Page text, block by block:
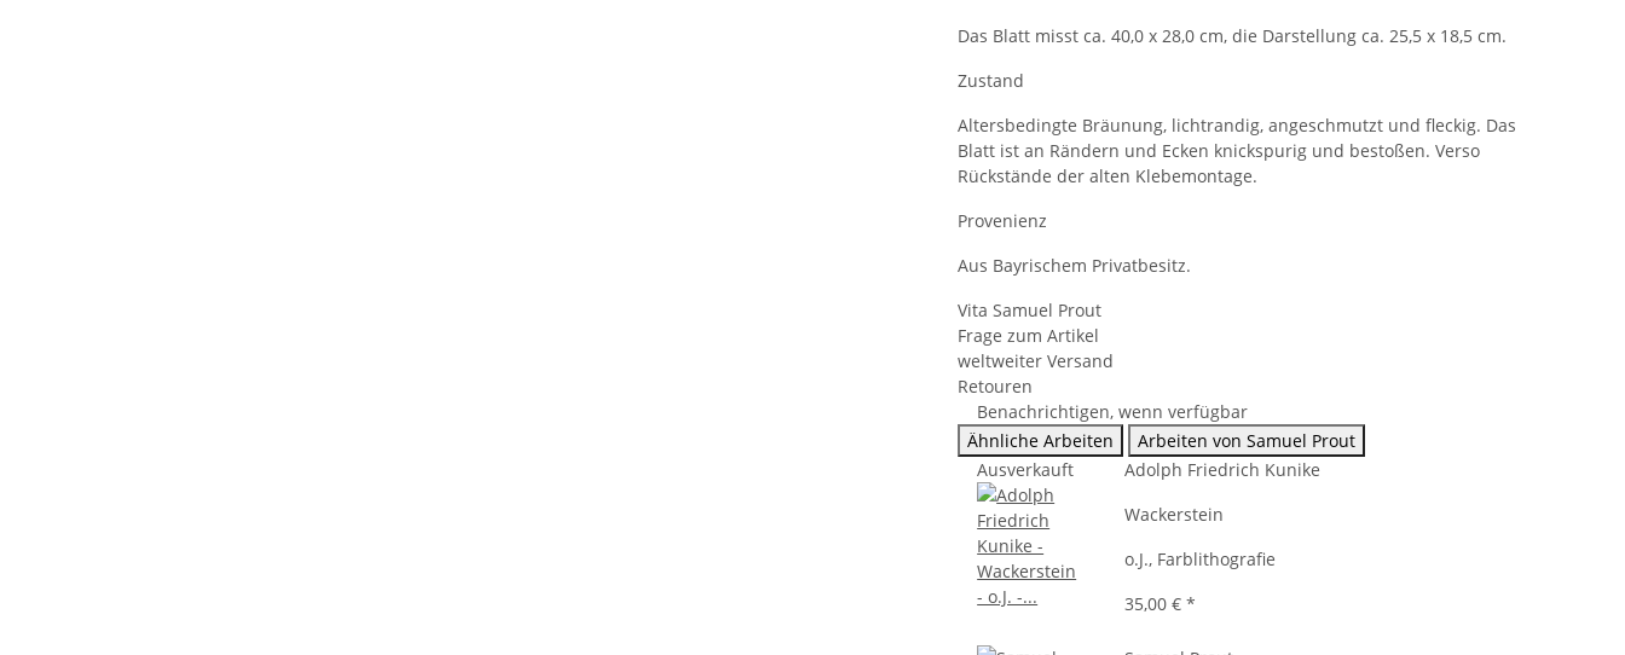
Das Blatt misst ca. 40,0 x 28,0 cm, die Darstellung ca. 25,5 x 18,5 cm.
Zustand
Altersbedingte Bräunung, lichtrandig, angeschmutzt und fleckig. Das
Blatt ist an Rändern und Ecken knickspurig und bestoßen. Verso
Rückstände der alten Klebemontage.
Provenienz
Aus Bayrischem Privatbesitz.
Vita Samuel Prout
Frage zum Artikel
weltweiter Versand
Retouren
Benachrichtigen, wenn verfügbar
Ähnliche Arbeiten
Arbeiten von Samuel Prout
Ausverkauft
Adolph Friedrich Kunike
Wackerstein
o.J., Farblithografie
35,00 €*